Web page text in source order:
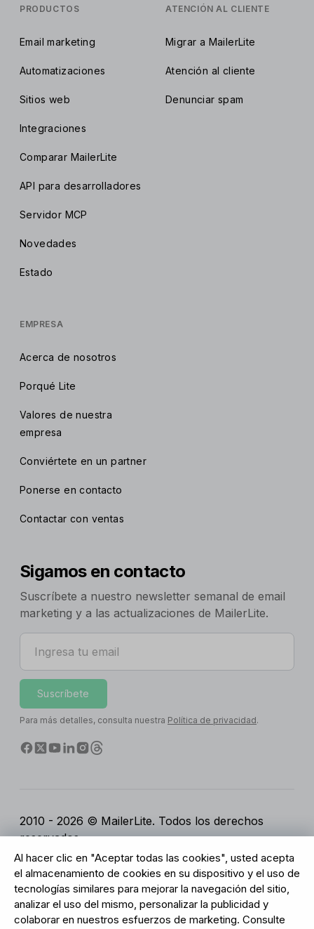
Al hacer clic en "Aceptar todas las cookies", usted acepta
el almacenamiento de cookies en su dispositivo y el uso de
tecnologías similares para mejorar la navegación del sitio,
analizar el uso del mismo, personalizar la publicidad y
colaborar en nuestros esfuerzos de marketing. Consulte
PRODUCTOS
Email marketing
Automatizaciones
Sitios web
Integraciones
Comparar MailerLite
API para desarrolladores
Servidor MCP
Novedades
Estado
ATENCIÓN AL CLIENTE
Migrar a MailerLite
Atención al cliente
Denunciar spam
EMPRESA
Acerca de nosotros
Porqué Lite
Valores de nuestra
empresa
Conviértete en un partner
Ponerse en contacto
Contactar con ventas
Sigamos en contacto
Suscríbete a nuestro newsletter semanal de email
marketing y a las actualizaciones de MailerLite.
Ingresa tu email
Suscríbete
Para más detalles, consulta nuestra Política de privacidad.
2010 - 2026 © MailerLite. Todos los derechos
reservados.
Condiciones del servicio
Política de privacidad
Página de Confianza
Configuración de cookies
Activos de marca
BUREAU VERITAS